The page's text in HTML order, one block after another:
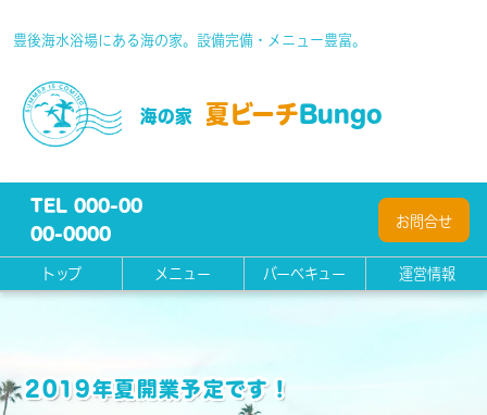
豊後海水浴場にある海の家。設備完備・メニュー豊富。
海の家夏ビーチBungo
TEL 000-00
00-0000
お問合せ
トップ メニュー バーベキュー 運営情報
2019年夏開業予定です！